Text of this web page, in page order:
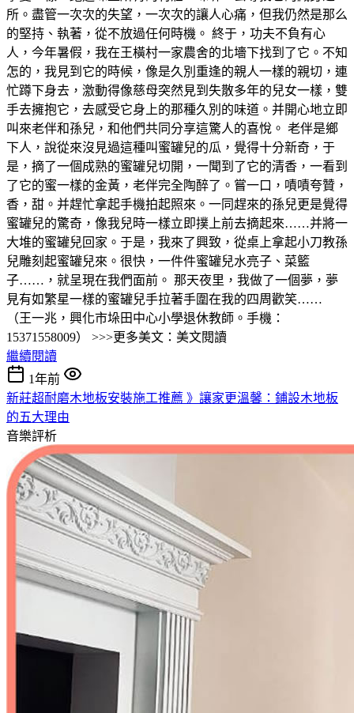
所。盡管一次次的失望，一次次的讓人心痛，但我仍然是那么
的堅持、執著，從不放過任何時機。 終于，功夫不負有心
人，今年暑假，我在王橫村一家農舍的北墻下找到了它。不知
怎的，我見到它的時候，像是久別重逢的親人一樣的親切，連
忙蹲下身去，激動得像慈母突然見到失散多年的兒女一樣，雙
手去擁抱它，去感受它身上的那種久別的味道。并開心地立即
叫來老伴和孫兒，和他們共同分享這驚人的喜悅。 老伴是鄉
下人，說從來沒見過這種叫蜜罐兒的瓜，覺得十分新奇，于
是，摘了一個成熟的蜜罐兒切開，一聞到了它的清香，一看到
了它的蜜一樣的金黃，老伴完全陶醉了。嘗一口，嘖嘖夸贊，
香，甜。并趕忙拿起手機拍起照來。一同趕來的孫兒更是覺得
蜜罐兒的驚奇，像我兒時一樣立即撲上前去摘起來……并將一
大堆的蜜罐兒回家。于是，我來了興致，從桌上拿起小刀教孫
兒雕刻起蜜罐兒來。很快，一件件蜜罐兒水亮子、菜籃
子……，就呈現在我們面前。 那天夜里，我做了一個夢，夢
見有如繁星一樣的蜜罐兒手拉著手圍在我的四周歡笑……
（王一兆，興化市垛田中心小學退休教師。手機：
15371558009） >>>更多美文：美文閱讀
繼續閱讀
1年前
新莊超耐磨木地板安裝施工推薦 》讓家更溫馨：鋪設木地板
的五大理由
音樂評析